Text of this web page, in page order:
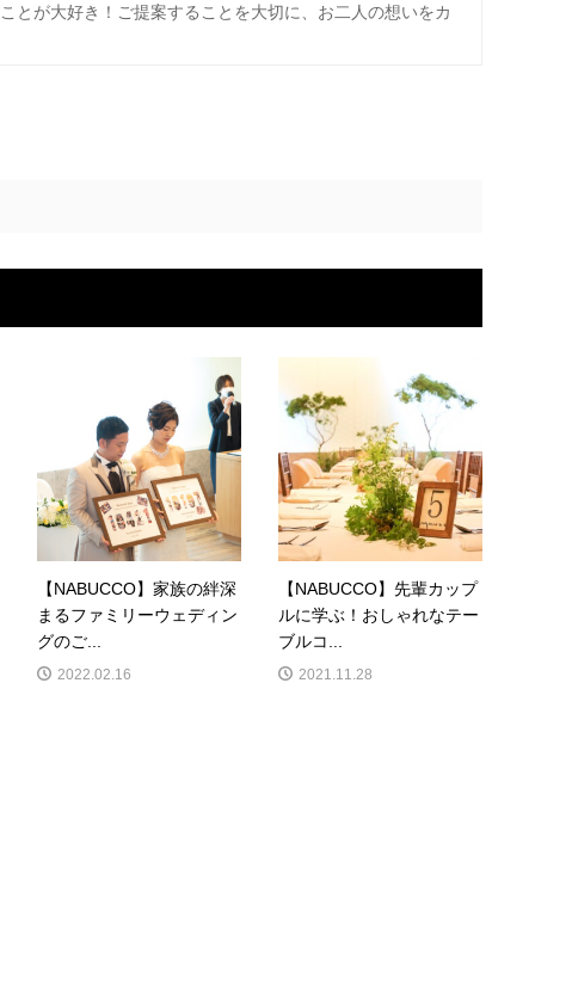
とが大好き！ご提案することを大切に、お二人の想いをカ
【NABUCCO】家族の絆深
まるファミリーウェディン
グのご...
2022.02.16
【NABUCCO】先輩カップ
ルに学ぶ！おしゃれなテー
ブルコ...
2021.11.28